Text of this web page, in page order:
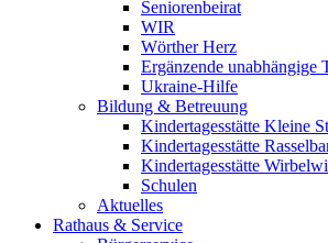
Seniorenbeirat
WIR
Wörther Herz
Ergänzende unabhängige
Ukraine-Hilfe
Bildung & Betreuung
Kindertagesstätte Kleine
Kindertagesstätte
Kindertagesstätte
Schulen
Aktuelles
Rathaus & Service